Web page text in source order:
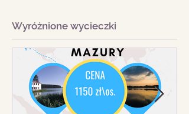
Wyróżnione wycieczki